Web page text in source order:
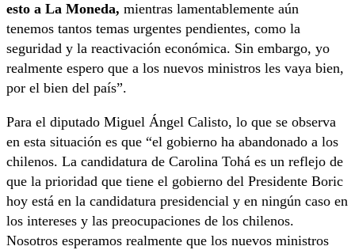
esto a La Moneda, mientras lamentablemente aún
tenemos tantos temas urgentes pendientes, como la
seguridad y la reactivación económica. Sin embargo, yo
realmente espero que a los nuevos ministros les vaya bien,
por el bien del país”.
Para el diputado Miguel Ángel Calisto, lo que se observa
en esta situación es que “el gobierno ha abandonado a los
chilenos. La candidatura de Carolina Tohá es un reflejo de
que la prioridad que tiene el gobierno del Presidente Boric
hoy está en la candidatura presidencial y en ningún caso en
los intereses y las preocupaciones de los chilenos.
Nosotros esperamos realmente que los nuevos ministros